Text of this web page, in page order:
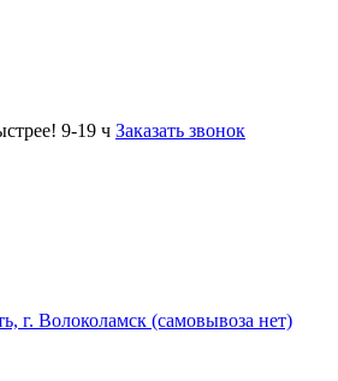
9-19 ч Заказать звонок
г. Волоколамск (самовывоза нет)